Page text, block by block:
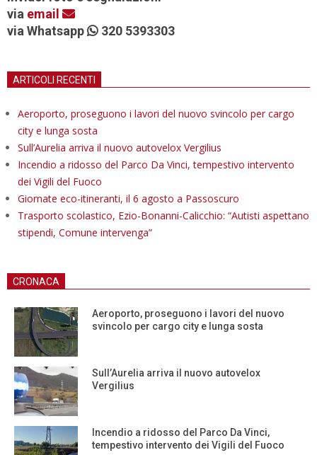
via email
via Whatsapp
320 5393303
ARTICOLI RECENTI
Aeroporto, proseguono i lavori del nuovo svincolo per cargo
city e lunga sosta
Sull’Aurelia arriva il nuovo autovelox Vergilius
Incendio a ridosso del Parco Da Vinci, tempestivo intervento
dei Vigili del Fuoco
Giornate eco-itineranti, il 6 agosto a Passoscuro
Trasporto scolastico, Ezio-Bonanni-Calicchio: “Autisti aspettano
stipendi, Comune intervenga”
CRONACA
Aeroporto, proseguono i lavori del nuovo
svincolo per cargo city e lunga sosta
Sull’Aurelia arriva il nuovo autovelox
Vergilius
Incendio a ridosso del Parco Da Vinci,
tempestivo intervento dei Vigili del Fuoco